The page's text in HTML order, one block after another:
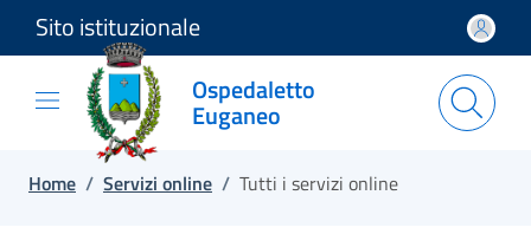
Salta e vai al contenuto
Salta e vai al footer
Sito istituzionale
Ospedaletto
Euganeo
Home / Servizi online / Tutti i servizi online